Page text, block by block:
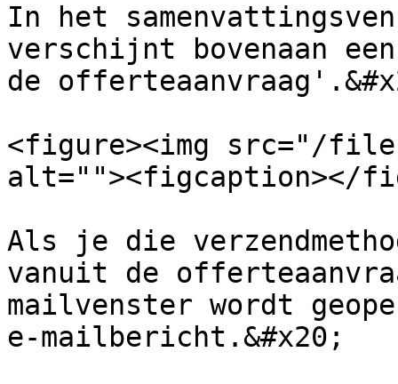
In het
verschijnt bovenaan
de
<figure><img src="/files/
alt=""><figcaption></
Als je die
vanuit de
mailvenster wordt
e-mailbericht.&#x20;